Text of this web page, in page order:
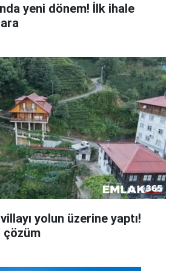
yeni dönem! İlk ihale
yolun üzerine yaptı!
çözüm